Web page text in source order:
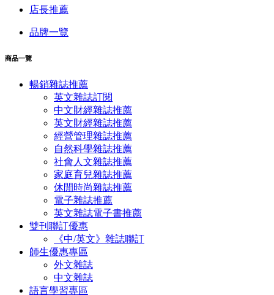
店長推薦
品牌一覽
商品一覽
暢銷雜誌推薦
英文雜誌訂閱
中文財經雜誌推薦
英文財經雜誌推薦
經營管理雜誌推薦
自然科學雜誌推薦
社會人文雜誌推薦
家庭育兒雜誌推薦
休閒時尚雜誌推薦
電子雜誌推薦
英文雜誌電子書推薦
雙刊聯訂優惠
《中/英文》雜誌聯訂
師生優惠專區
外文雜誌
中文雜誌
語言學習專區